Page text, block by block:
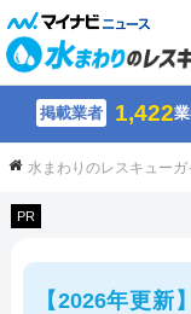
掲載業者 1,422
水まわりのレスキューガ
PR
【2026年更新